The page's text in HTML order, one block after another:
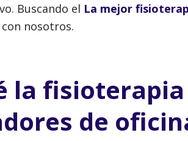
Buscando el La mejor
nosotros.
la
de